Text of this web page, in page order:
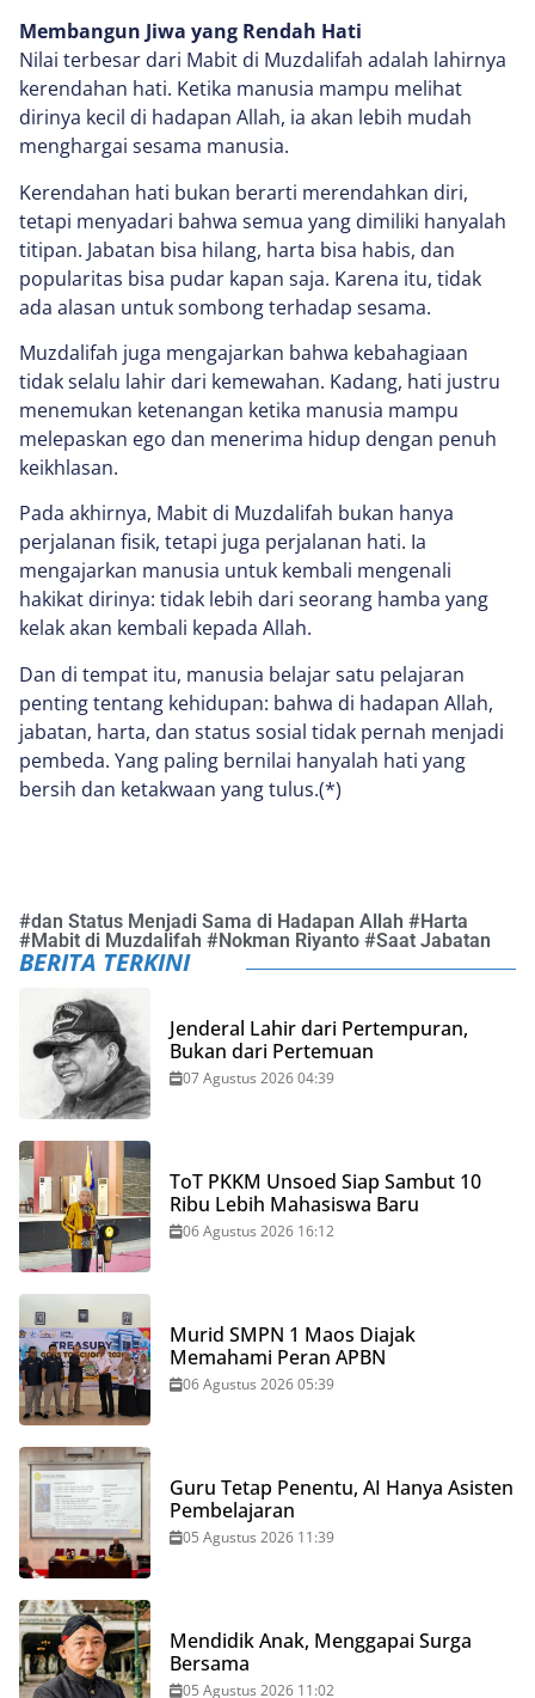
Membangun Jiwa yang Rendah Hati
Nilai terbesar dari Mabit di Muzdalifah adalah lahirnya
kerendahan hati. Ketika manusia mampu melihat
dirinya kecil di hadapan Allah, ia akan lebih mudah
menghargai sesama manusia.
Kerendahan hati bukan berarti merendahkan diri,
tetapi menyadari bahwa semua yang dimiliki hanyalah
titipan. Jabatan bisa hilang, harta bisa habis, dan
popularitas bisa pudar kapan saja. Karena itu, tidak
ada alasan untuk sombong terhadap sesama.
Muzdalifah juga mengajarkan bahwa kebahagiaan
tidak selalu lahir dari kemewahan. Kadang, hati justru
menemukan ketenangan ketika manusia mampu
melepaskan ego dan menerima hidup dengan penuh
keikhlasan.
Pada akhirnya, Mabit di Muzdalifah bukan hanya
perjalanan fisik, tetapi juga perjalanan hati. Ia
mengajarkan manusia untuk kembali mengenali
hakikat dirinya: tidak lebih dari seorang hamba yang
kelak akan kembali kepada Allah.
Dan di tempat itu, manusia belajar satu pelajaran
penting tentang kehidupan: bahwa di hadapan Allah,
jabatan, harta, dan status sosial tidak pernah menjadi
pembeda. Yang paling bernilai hanyalah hati yang
bersih dan ketakwaan yang tulus.(*)
#dan Status Menjadi Sama di Hadapan Allah #Harta
#Mabit di Muzdalifah #Nokman Riyanto #Saat Jabatan
BERITA TERKINI
Jenderal Lahir dari Pertempuran,
Bukan dari Pertemuan
07 Agustus 2026 04:39
ToT PKKM Unsoed Siap Sambut 10
Ribu Lebih Mahasiswa Baru
06 Agustus 2026 16:12
Murid SMPN 1 Maos Diajak
Memahami Peran APBN
06 Agustus 2026 05:39
Guru Tetap Penentu, AI Hanya Asisten
Pembelajaran
05 Agustus 2026 11:39
Mendidik Anak, Menggapai Surga
Bersama
05 Agustus 2026 11:02